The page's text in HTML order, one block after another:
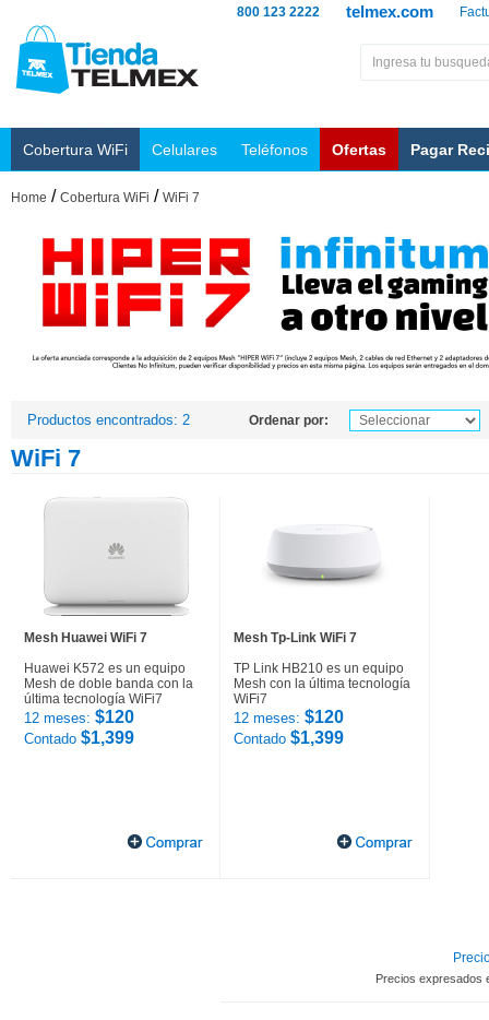
telmex.com
800 123 2222
Cobertura WiFi Celulares Teléfonos Ofertas Pagar
Home / Cobertura WiFi / WiFi 7
Productos encontrados: 2 Ordenar por:
WiFi 7
Mesh Huawei WiFi 7
Huawei K572 es un equipo
Mesh de doble banda con la
última tecnología WiFi7
12 meses: $120
Contado $1,399
Mesh Tp-Link WiFi 7
TP Link HB210 es un equipo
Mesh con la última tecnología
WiFi7
12 meses: $120
Contado $1,399
Precios expresados